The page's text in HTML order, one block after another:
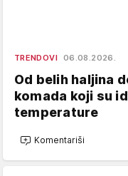
TRENDOVI 06.08.2026.
Od belih haljina
komada koji su
temperature
Komentariši